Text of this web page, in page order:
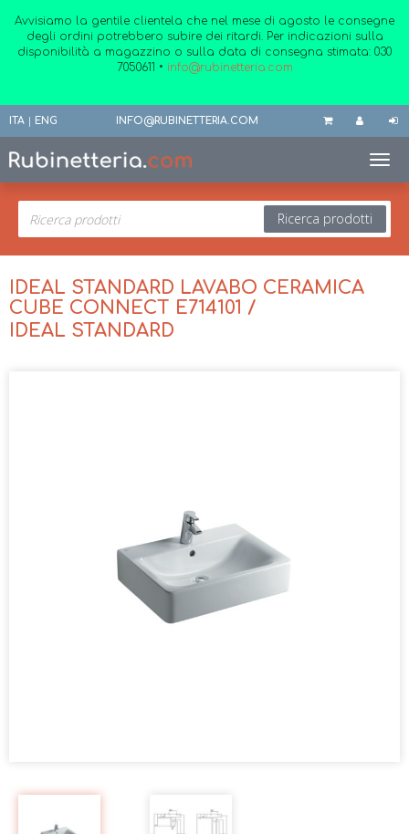
Avvisiamo la gentile clientela che nel mese di agosto le consegne
degli ordini potrebbero subire dei ritardi. Per indicazioni sulla
disponibilità a magazzino o sulla data di consegna stimata: 030
7050611 • info@rubinetteria.com
ITA | ENG INFO@RUBINETTERIA.COM
Ricerca prodotti
IDEAL STANDARD LAVABO CERAMICA
CUBE CONNECT E714101 /
IDEAL STANDARD